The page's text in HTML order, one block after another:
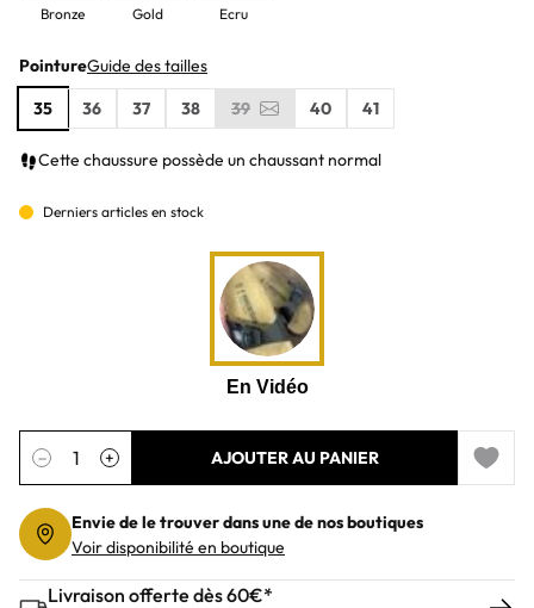
Bronze Gold Ecru
PointureGuide des tailles
35
36 37 38 39 40 41
Cette chaussure possède un chaussant normal
Derniers articles en stock
Quantité
− + AJOUTER AU PANIER
Add to
Envie de le trouver dans une de nos boutiques
Voir disponibilité en boutique
Livraison offerte dès 60€*